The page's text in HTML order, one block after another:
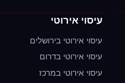
עיסוי אירוטי
עיסוי אירוטי בירושלים
עיסוי אירוטי בדרום
עיסוי אירוטי במרכז